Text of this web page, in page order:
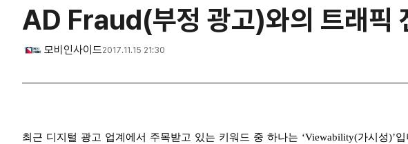
AD Fraud(부정 광고)와의 트래픽
모비인사이드2017.11.15 21:30
최근 디지털 광고 업계에서 주목받고 있는 키워드 중 하나는 ‘Viewability(가시성)’